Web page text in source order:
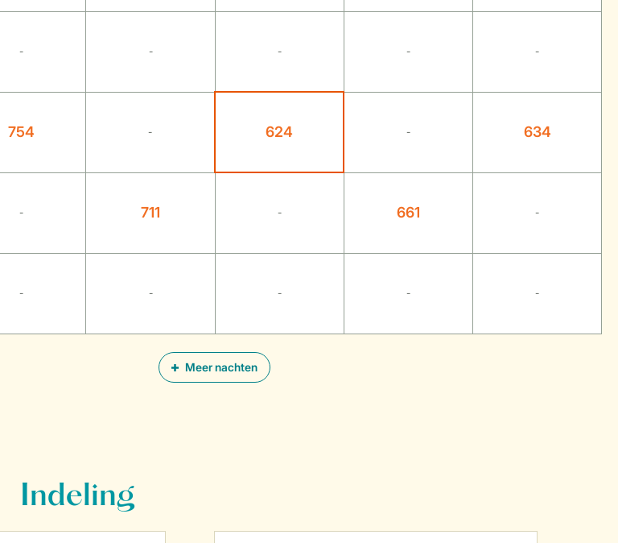
Meer nachten
- - - - -
754 - 624 - 634
- 711 - 661 -
- - - - -
Indeling